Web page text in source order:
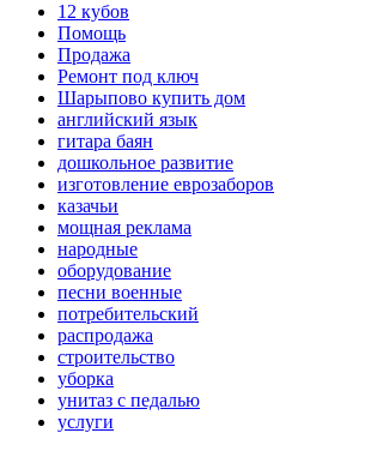
12 кубов
Помощь
Продажа
Ремонт под ключ
Шарыпово купить дом
английский язык
гитара баян
дошкольное развитие
изготовление еврозаборов
казачьи
мощная реклама
народные
оборудование
песни военные
потребительский
распродажа
строительство
уборка
унитаз с педалью
услуги